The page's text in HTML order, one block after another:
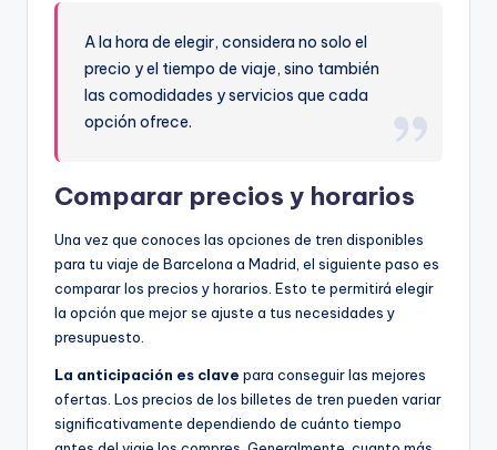
A la hora de elegir, considera no solo el
precio y el tiempo de viaje, sino también
las comodidades y servicios que cada
opción ofrece.
Comparar precios y horarios
Una vez que conoces las opciones de tren disponibles
para tu viaje de Barcelona a Madrid, el siguiente paso es
comparar los precios y horarios. Esto te permitirá elegir
la opción que mejor se ajuste a tus necesidades y
presupuesto.
La anticipación es clave para conseguir las mejores
ofertas. Los precios de los billetes de tren pueden variar
significativamente dependiendo de cuánto tiempo